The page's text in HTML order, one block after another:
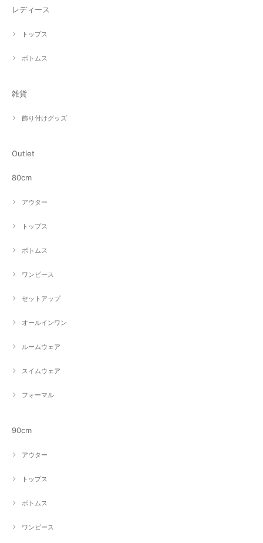
レディース
トップス
ボトムス
雑貨
飾り付けグッズ
Outlet
80cm
アウター
トップス
ボトムス
ワンピース
セットアップ
オールインワン
ルームウェア
スイムウェア
フォーマル
90cm
アウター
トップス
ボトムス
ワンピース